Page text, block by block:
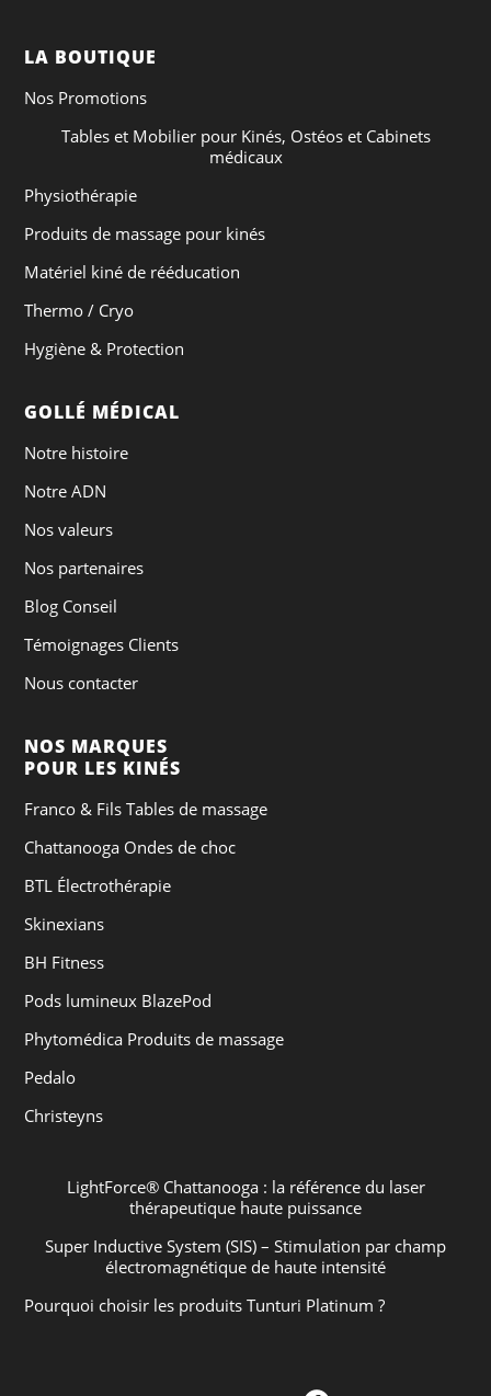
LA BOUTIQUE
Nos Promotions
Tables et Mobilier pour Kinés, Ostéos et Cabinets
médicaux
Physiothérapie
Produits de massage pour kinés
Matériel kiné de rééducation
Thermo / Cryo
Hygiène & Protection
GOLLÉ MÉDICAL
Notre histoire
Notre ADN
Nos valeurs
Nos partenaires
Blog Conseil
Témoignages Clients
Nous contacter
NOS MARQUES
POUR LES KINÉS
Franco & Fils Tables de massage
Chattanooga Ondes de choc
BTL Électrothérapie
Skinexians
BH Fitness
Pods lumineux BlazePod
Phytomédica Produits de massage
Pedalo
Christeyns
LightForce® Chattanooga : la référence du laser
thérapeutique haute puissance
Super Inductive System (SIS) – Stimulation par champ
électromagnétique de haute intensité
Pourquoi choisir les produits Tunturi Platinum ?